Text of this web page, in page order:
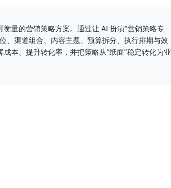
官网CTA
任务包设计
）
在线咨询
案页发布
（15分钟触达）
量的营销策略方案。通过让 AI 扮演“营销策略专
、渠道组合、内容主题、预算拆分、执行排期与效
本、提升转化率，并把策略从“纸面”稳定转化为业